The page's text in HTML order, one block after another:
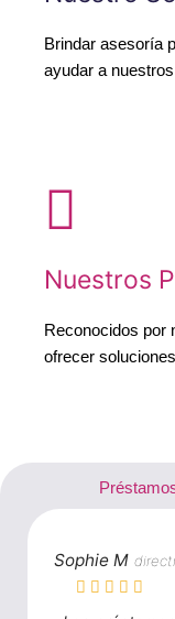
Brindar asesoría
ayudar a
Nuestros
Reconocidos por
ofrecer
Sophie M